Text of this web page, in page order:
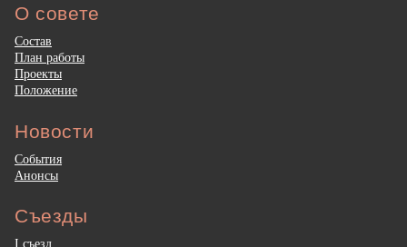
О совете
Состав
План работы
Проекты
Положение
Новости
События
Анонсы
Съезды
I съезд